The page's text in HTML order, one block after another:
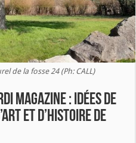
de la fosse 24 (Ph: CALL)
MAGAZINE : IDÉES DE
ET D’HISTOIRE DE